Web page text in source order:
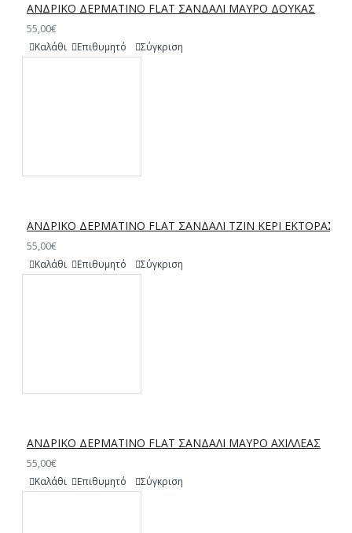
ΑΝΔΡΙΚΟ ΔΕΡΜΑΤΙΝΟ FLAT ΣΑΝΔΑΛΙ ΜΑΥΡΟ ΔΟΥΚΑΣ
55,00€
Καλάθι Επιθυμητό Σύγκριση
ΑΝΔΡΙΚΟ ΔΕΡΜΑΤΙΝΟ FLAT ΣΑΝΔΑΛΙ ΤΖΙΝ ΚΕΡΙ ΕΚΤΟΡΑΣ
55,00€
Καλάθι Επιθυμητό Σύγκριση
ΑΝΔΡΙΚΟ ΔΕΡΜΑΤΙΝΟ FLAT ΣΑΝΔΑΛΙ ΜΑΥΡΟ ΑΧΙΛΛΕΑΣ
55,00€
Καλάθι Επιθυμητό Σύγκριση